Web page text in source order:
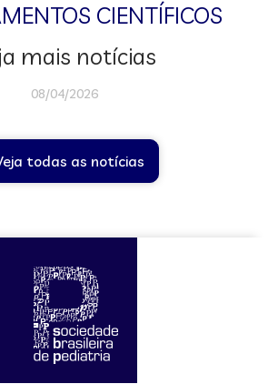
CIENTÍFICOS
mais notícias
08/04/2026
todas as notícias